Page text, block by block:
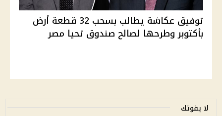
توفيق عكاشة يطالب بسحب 32 قطعة أرض
بأكتوبر وطرحها لصالح صندوق تحيا مصر
لا يفوتك